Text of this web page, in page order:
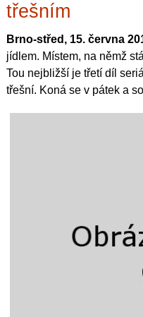
třešním
Brno-střed, 15. června
jídlem. Místem, na němž
Tou nejbližší je třetí díl
třešní. Koná se v pátek a